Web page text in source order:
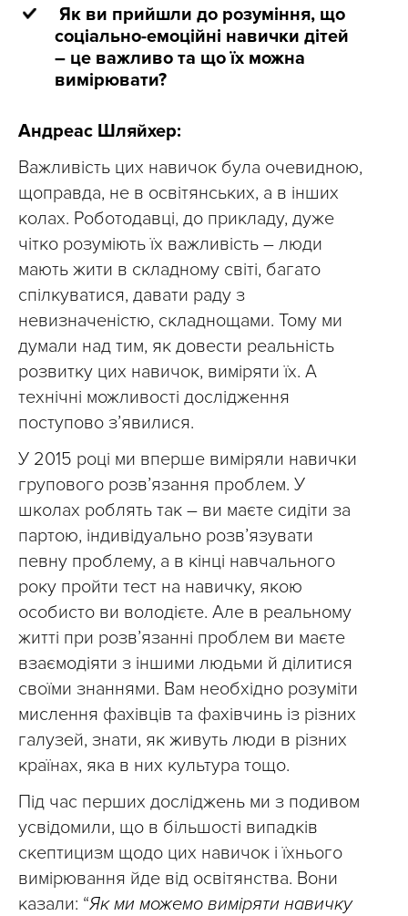
Як ви прийшли до розуміння, що
соціально-емоційні навички дітей
– це важливо та що їх можна
вимірювати?
Андреас Шляйхер:
Важливість цих навичок була очевидною,
щоправда, не в освітянських, а в інших
колах. Роботодавці, до прикладу, дуже
чітко розуміють їх важливість – люди
мають жити в складному світі, багато
спілкуватися, давати раду з
невизначеністю, складнощами. Тому ми
думали над тим, як довести реальність
розвитку цих навичок, виміряти їх. А
технічні можливості дослідження
поступово зʼявилися.
У 2015 році ми вперше виміряли навички
групового розвʼязання проблем. У
школах роблять так – ви маєте сидіти за
партою, індивідуально розв’язувати
певну проблему, а в кінці навчального
року пройти тест на навичку, якою
особисто ви володієте. Але в реальному
житті при розвʼязанні проблем ви маєте
взаємодіяти з іншими людьми й ділитися
своїми знаннями. Вам необхідно розуміти
мислення фахівців та фахівчинь із різних
галузей, знати, як живуть люди в різних
країнах, яка в них культура тощо.
Під час перших досліджень ми з подивом
усвідомили, що в більшості випадків
скептицизм щодо цих навичок і їхнього
вимірювання йде від освітянства. Вони
казали: “Як ми можемо виміряти навичку